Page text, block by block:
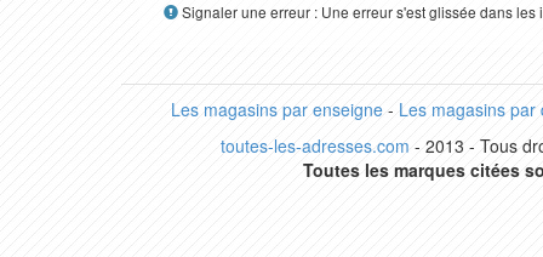
Signaler une erreur : Une erreur s'est glissée dans
Les magasins par enseigne- Les magasins par
toutes-les-adresses.com - 2013 - Tous
Toutes les marques citées